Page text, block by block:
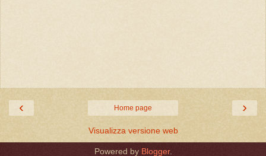
‹ ›
Home page
Visualizza versione web
Powered by Blogger.